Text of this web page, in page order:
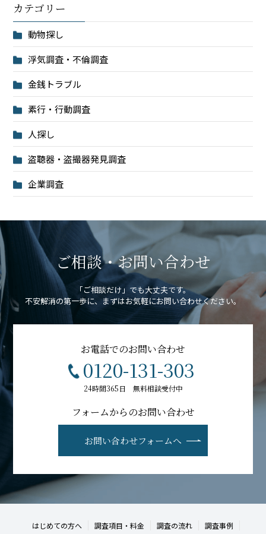
カテゴリー
動物探し
浮気調査・不倫調査
金銭トラブル
素行・行動調査
人探し
盗聴器・盗撮器発見調査
企業調査
ご相談・お問い合わせ
「ご相談だけ」でも大丈夫です。
不安解消の第一歩に、まずはお気軽にお問い合わせください。
お電話でのお問い合わせ
0120-131-303
24時間365日 無料相談受付中
フォームからのお問い合わせ
お問い合わせフォームへ
はじめての方へ 調査項目・料金 調査の流れ 調査事例